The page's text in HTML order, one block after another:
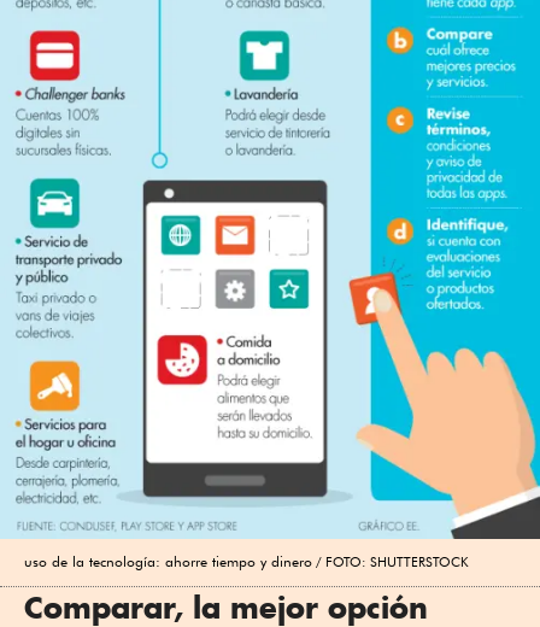
uso de la tecnología: ahorre tiempo y dinero FOTO: SHUTTERSTOCK
Comparar, la mejor opción